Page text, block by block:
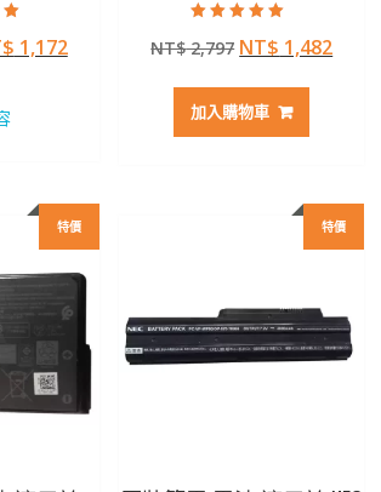
1,172目
5.00
滿分 5
NT$2,797 原
價
格：
NT$ 1,482目
加入購物車
特價 特價